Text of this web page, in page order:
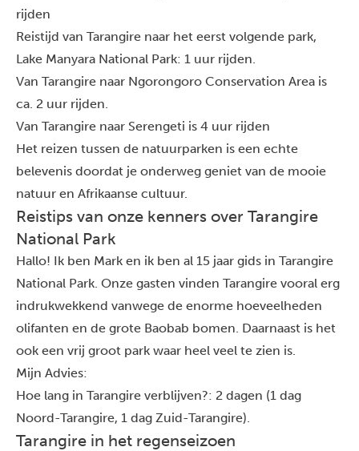
rijden
Reistijd van Tarangire naar het eerst volgende park,
Lake Manyara National Park: 1 uur rijden.
Van Tarangire naar Ngorongoro Conservation Area is
ca. 2 uur rijden.
Van Tarangire naar Serengeti is 4 uur rijden
Het reizen tussen de natuurparken is een echte
belevenis doordat je onderweg geniet van de mooie
natuur en Afrikaanse cultuur.
Reistips van onze kenners over Tarangire
National Park
Hallo! Ik ben Mark en ik ben al 15 jaar gids in Tarangire
National Park. Onze gasten vinden Tarangire vooral erg
indrukwekkend vanwege de enorme hoeveelheden
olifanten en de grote Baobab bomen. Daarnaast is het
ook een vrij groot park waar heel veel te zien is.
Mijn Advies:
Hoe lang in Tarangire verblijven?: 2 dagen (1 dag
Noord-Tarangire, 1 dag Zuid-Tarangire).
Tarangire in het regenseizoen